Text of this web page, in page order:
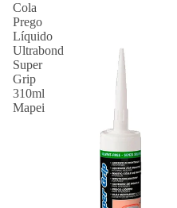
Cola
Prego
Líquido
Ultrabond
Super
Grip
310ml
Mapei